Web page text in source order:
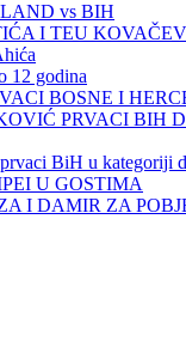
vs BIH
I TEU
12 godina
BOSNE I
PRVACI BIH
BiH u kategoriji
U GOSTIMA
I DAMIR ZA